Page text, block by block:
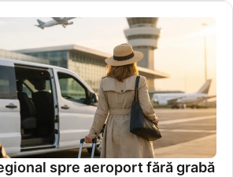
spre aeroport fără grabă